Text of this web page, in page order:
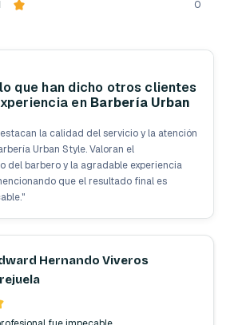
0
que han dicho otros clientes
en Barbería Urban
la calidad del servicio y la atención
Urban Style. Valoran el
del barbero y la agradable experiencia
que el resultado final es
"
Hernando Viveros